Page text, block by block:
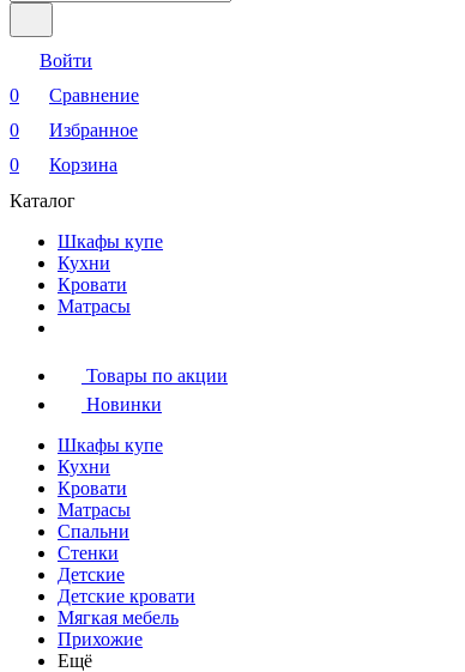
Войти
0
Сравнение
0
Избранное
0
Корзина
Каталог
Шкафы купе
Кухни
Кровати
Матрасы
Товары по акции
Новинки
Шкафы купе
Кухни
Кровати
Матрасы
Cпальни
Стенки
Детские
Детские кровати
Мягкая мебель
Прихожие
Ещё